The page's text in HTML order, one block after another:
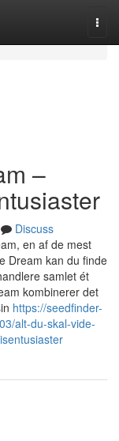
–
Discuss
en af de mest
Dream kan du finde
samlet ét
kombinerer det
https://seedfinder-
alt-du-skal-vide-